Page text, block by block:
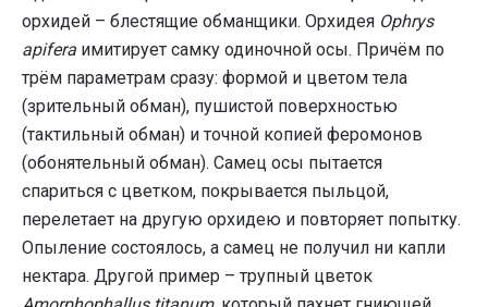
орхидей – блестящие обманщики. Орхидея Ophrys
apifera имитирует самку одиночной осы. Причём по
трём параметрам сразу: формой и цветом тела
(зрительный обман), пушистой поверхностью
(тактильный обман) и точной копией феромонов
(обонятельный обман). Самец осы пытается
спариться с цветком, покрывается пыльцой,
перелетает на другую орхидею и повторяет попытку.
Опыление состоялось, а самец не получил ни капли
нектара. Другой пример – трупный цветок